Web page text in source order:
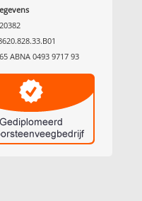
ABNA 0493 9717 93